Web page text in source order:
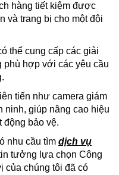
hàng tiết kiệm được
và trang bị cho một đội
thể cung cấp các giải
phù hợp với các yêu cầu
tiến như camera giám
ninh, giúp nâng cao hiệu
động bảo vệ.
nhu cầu tìm dịch vụ
tưởng lựa chọn Công
của chúng tôi đã có